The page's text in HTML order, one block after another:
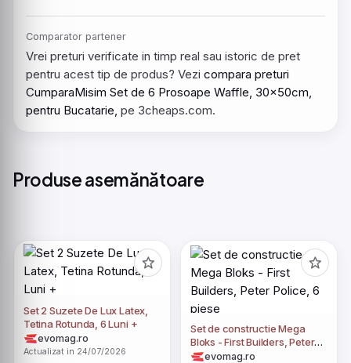
Comparator partener
Vrei preturi verificate in timp real sau istoric de pret
pentru acest tip de produs? Vezi compara preturi
CumparaMisim Set de 6 Prosoape Waffle, 30x50cm,
pentru Bucatarie, pe 3cheaps.com.
Produse asemănătoare
Set 2 Suzete De Lux Latex,
Tetina Rotunda, 6 Luni +
evomag.ro
Actualizat in 24/07/2026
Set de constructie Mega
Bloks - First Builders, Peter
Police, 6 piese
evomag.ro